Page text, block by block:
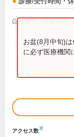
(診療時間は直接お問い
お盆(8月中旬)
に必ず医療機関
アクセス数※